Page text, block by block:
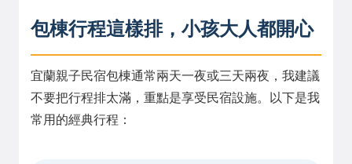
包棟行程這樣排，小孩大人都開心
宜蘭親子民宿包棟通常兩天一夜或三天兩夜，我建議
不要把行程排太滿，重點是享受民宿設施。以下是我
常用的經典行程：